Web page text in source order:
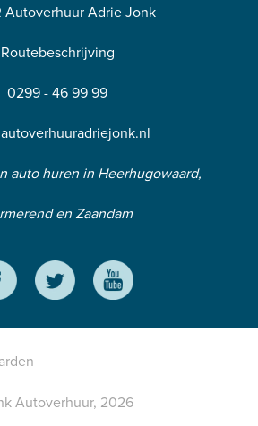
Autoverhuur Adrie Jonk
Routebeschrijving
0299 - 46 99 99
auto huren in Heerhugowaard,
en Zaandam
Autoverhuur, 2026